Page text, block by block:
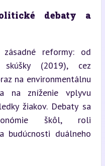
debaty a
zásadné reformy: od
skúšky (2019), cez
na environmentálnu
na zníženie vplyvu
žiakov. Debaty sa
škôl, roli
budúcnosti duálneho